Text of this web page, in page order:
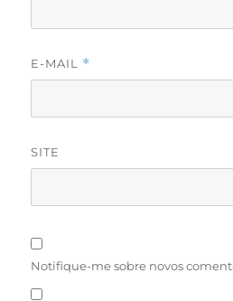
E-MAIL *
SITE
Notifique-me sobre novos